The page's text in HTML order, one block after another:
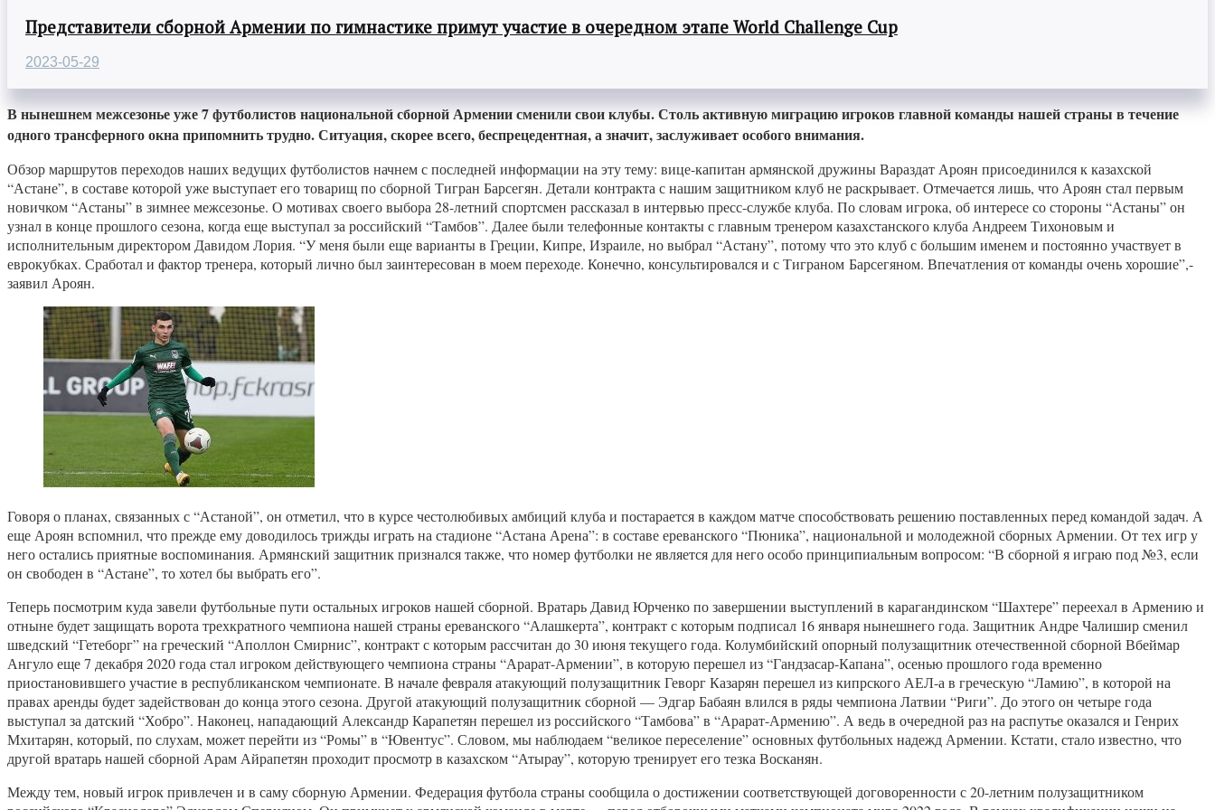
Представители сборной Армении по гимнастике примут участие в очередном этапе World Challenge Cup
2023-05-29
В нынешнем межсезонье уже 7 футболистов национальной сборной Армении сменили свои клубы. Столь активную миграцию игроков главной команды нашей страны в течение
одного трансферного окна припомнить трудно. Ситуация, скорее всего, беспрецедентная, а значит, заслуживает особого внимания.
Обзор маршрутов переходов наших ведущих футболистов начнем с последней информации на эту тему: вице-капитан армянской дружины Вараздат Ароян присоединился к казахской
“Астане”, в составе которой уже выступает его товарищ по сборной Тигран Барсегян. Детали контракта с нашим защитником клуб не раскрывает. Отмечается лишь, что Ароян стал первым
новичком “Астаны” в зимнее межсезонье. О мотивах своего выбора 28-летний спортсмен рассказал в интервью пресс-службе клуба. По словам игрока, об интересе со стороны “Астаны” он
узнал в конце прошлого сезона, когда еще выступал за российский “Тамбов”. Далее были телефонные контакты с главным тренером казахстанского клуба Андреем Тихоновым и
исполнительным директором Давидом Лория. “У меня были еще варианты в Греции, Кипре, Израиле, но выбрал “Астану”, потому что это клуб с большим именем и постоянно участвует в
еврокубках. Сработал и фактор тренера, который лично был заинтересован в моем переходе. Конечно, консультировался и с Тиграном Барсегяном. Впечатления от команды очень хорошие”,-
заявил Ароян.
Говоря о планах, связанных с “Астаной”, он отметил, что в курсе честолюбивых амбиций клуба и постарается в каждом матче способствовать решению поставленных перед командой задач. А
еще Ароян вспомнил, что прежде ему доводилось трижды играть на стадионе “Астана Арена”: в составе ереванского “Пюника”, национальной и молодежной сборных Армении. От тех игр у
него остались приятные воспоминания. Армянский защитник признался также, что номер футболки не является для него особо принципиальным вопросом: “В сборной я играю под №3, если
он свободен в “Астане”, то хотел бы выбрать его”.
Теперь посмотрим куда завели футбольные пути остальных игроков нашей сборной. Вратарь Давид Юрченко по завершении выступлений в карагандинском “Шахтере” переехал в Армению и
отныне будет защищать ворота трехкратного чемпиона нашей страны ереванского “Алашкерта”, контракт с которым подписал 16 января нынешнего года. Защитник Андре Чалишир сменил
шведский “Гетеборг” на греческий “Аполлон Смирнис”, контракт с которым рассчитан до 30 июня текущего года. Колумбийский опорный полузащитник отечественной сборной Вбеймар
Ангуло еще 7 декабря 2020 года стал игроком действующего чемпиона страны “Арарат-Армении”, в которую перешел из “Гандзасар-Капана”, осенью прошлого года временно
приостановившего участие в республиканском чемпионате. В начале февраля атакующий полузащитник Геворг Казарян перешел из кипрского АЕЛ-а в греческую “Ламию”, в которой на
правах аренды будет задействован до конца этого сезона. Другой атакующий полузащитник сборной — Эдгар Бабаян влился в ряды чемпиона Латвии “Риги”. До этого он четыре года
выступал за датский “Хобро”. Наконец, нападающий Александр Карапетян перешел из российского “Тамбова” в “Арарат-Армению”. А ведь в очередной раз на распутье оказался и Генрих
Мхитарян, который, по слухам, может перейти из “Ромы” в “Ювентус”. Словом, мы наблюдаем “великое переселение” основных футбольных надежд Армении. Кстати, стало известно, что
другой вратарь нашей сборной Арам Айрапетян проходит просмотр в казахском “Атырау”, которую тренирует его тезка Восканян.
Между тем, новый игрок привлечен и в саму сборную Армении. Федерация футбола страны сообщила о достижении соответствующей договоренности с 20-летним полузащитником